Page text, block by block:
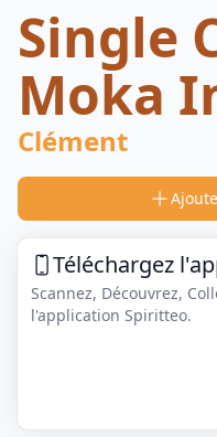
Single
Moka
Clément
Téléchargez
Scannez, Découvrez,
l'application Spiritteo.